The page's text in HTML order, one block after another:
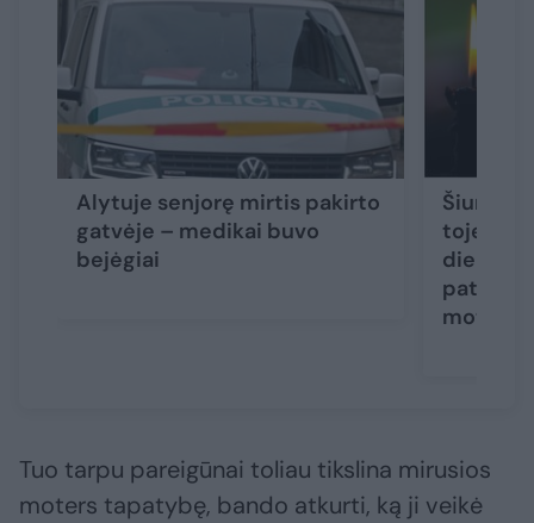
Alytuje senjorę mirtis pakirto
gatvėje – medikai buvo
bejėgiai
Šiurpūs
toje
dieną
paties
moterys
Tuo tarpu pareigūnai toliau tikslina mirusios
moters tapatybę, bando atkurti, ką ji veikė